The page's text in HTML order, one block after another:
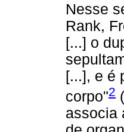
Nesse
Rank,
[...] o
[...], e é
corpo"2
associa